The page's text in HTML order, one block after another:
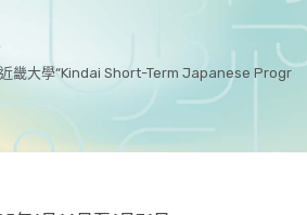
畿大學“Kindai Short-Term Japanese Progr